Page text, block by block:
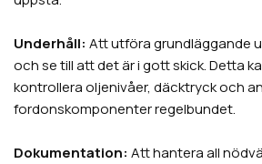
Underhåll: Att utföra grundläggande
och se till att det är i gott skick. Detta
kontrollera oljenivåer, däcktryck och
fordonskomponenter regelbundet.
Dokumentation: Att hantera all